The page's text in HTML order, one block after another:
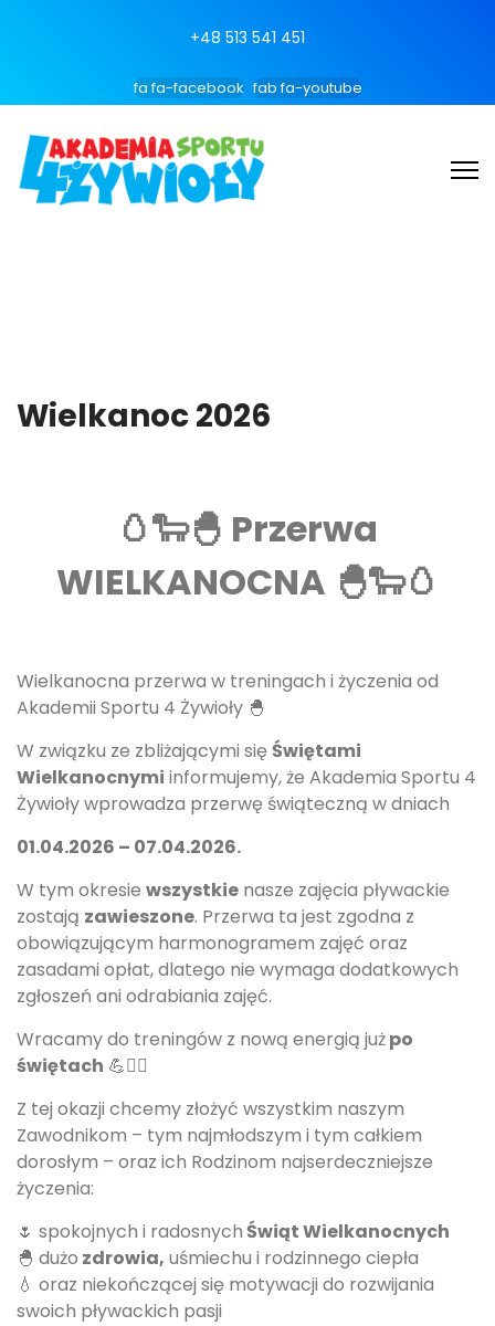
+48 513 541 451
fa fa-facebook fab fa-youtube
Wielkanoc 2026
🥚🐑🐣 Przerwa
WIELKANOCNA 🐣🐑🥚
Wielkanocna przerwa w treningach i życzenia od
Akademii Sportu 4 Żywioły 🐣
W związku ze zbliżającymi sięŚwiętami
Wielkanocnymi informujemy, że Akademia Sportu 4
Żywioły wprowadza przerwę świąteczną w dniach
01.04.2026 – 07.04.2026.
W tym okresie wszystkie nasze zajęcia pływackie
zostają zawieszone. Przerwa ta jest zgodna z
obowiązującym harmonogramem zajęć oraz
zasadami opłat, dlatego nie wymaga dodatkowych
zgłoszeń ani odrabiania zajęć.
Wracamy do treningów z nową energią jużpo
świętach 💪🏊‍♂️
Z tej okazji chcemy złożyć wszystkim naszym
Zawodnikom – tym najmłodszym i tym całkiem
dorosłym – oraz ich Rodzinom najserdeczniejsze
życzenia:
🌷 spokojnych i radosnychŚwiąt Wielkanocnych
🐣 dużo zdrowia, uśmiechu i rodzinnego ciepła
💧 oraz niekończącej się motywacji do rozwijania
swoich pływackich pasji